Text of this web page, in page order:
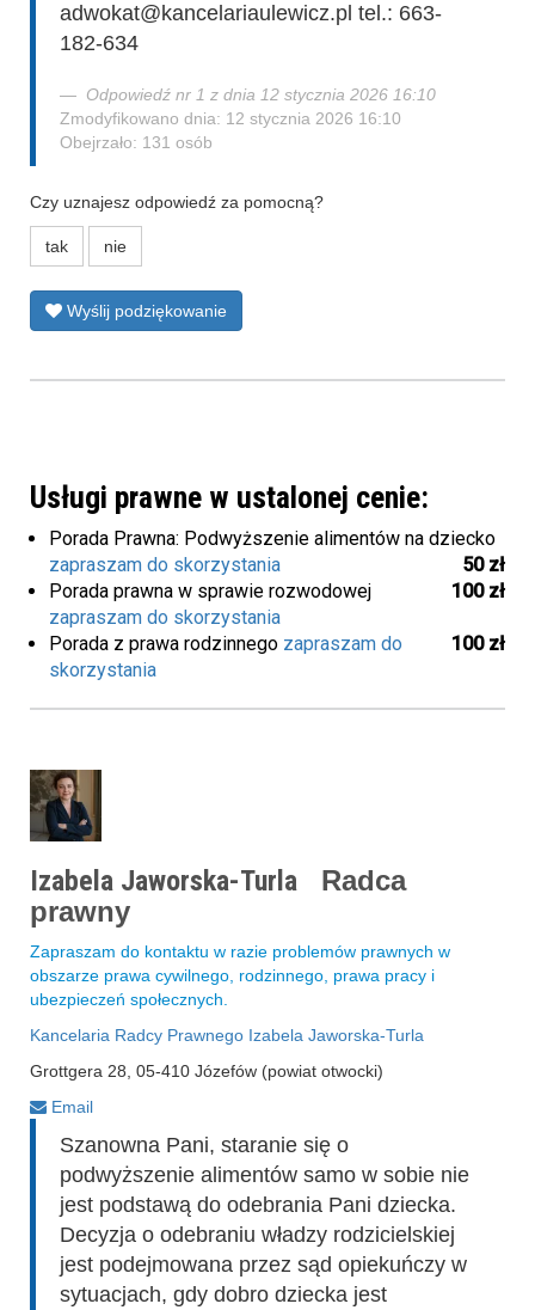
adwokat@kancelariaulewicz.pl tel.: 663-
182-634
Odpowiedź nr 1 z dnia 12 stycznia 2026 16:10
Zmodyfikowano dnia: 12 stycznia 2026 16:10
Obejrzało: 131 osób
Czy uznajesz odpowiedź za pomocną?
tak nie
Wyślij podziękowanie
Usługi prawne w ustalonej cenie:
Porada Prawna: Podwyższenie alimentów na dziecko
50 zł
zapraszam do skorzystania
Porada prawna w sprawie rozwodowej
100 zł
zapraszam do skorzystania
Porada z prawa rodzinnego
100 zł
zapraszam do
skorzystania
Izabela Jaworska-Turla
Radca
prawny
Zapraszam do kontaktu w razie problemów prawnych w
obszarze prawa cywilnego, rodzinnego, prawa pracy i
ubezpieczeń społecznych.
Kancelaria Radcy Prawnego Izabela Jaworska-Turla
Grottgera 28, 05-410 Józefów (powiat otwocki)
Email
Szanowna Pani, staranie się o
podwyższenie alimentów samo w sobie nie
jest podstawą do odebrania Pani dziecka.
Decyzja o odebraniu władzy rodzicielskiej
jest podejmowana przez sąd opiekuńczy w
sytuacjach, gdy dobro dziecka jest